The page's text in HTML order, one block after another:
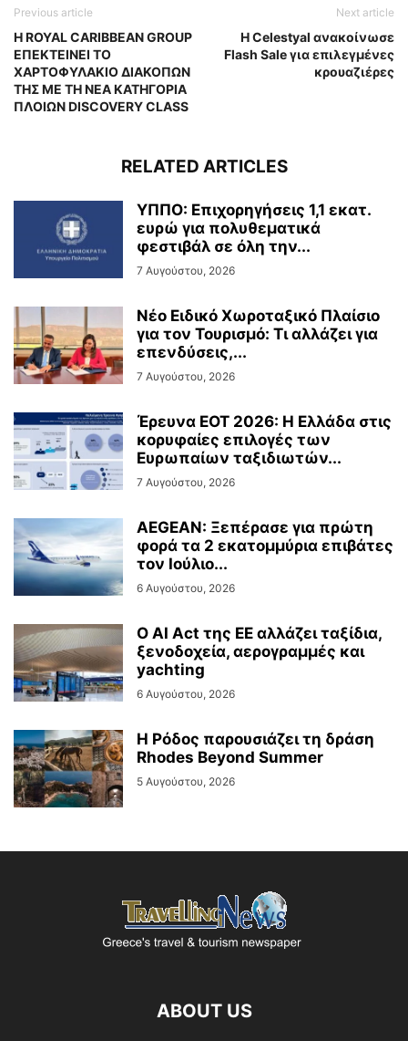
Previous article
Η ROYAL CARIBBEAN GROUP
ΕΠΕΚΤΕΙΝΕΙ ΤΟ
ΧΑΡΤΟΦΥΛΑΚΙΟ ΔΙΑΚΟΠΩΝ
ΤΗΣ ΜΕ ΤΗ ΝΕΑ ΚΑΤΗΓΟΡΙΑ
ΠΛΟΙΩΝ DISCOVERY CLASS
Next article
Η Celestyal ανακοίνωσε
Flash Sale για επιλεγμένες
κρουαζιέρες
RELATED ARTICLES
ΥΠΠΟ: Επιχορηγήσεις 1,1 εκατ.
ευρώ για πολυθεματικά
φεστιβάλ σε όλη την...
7 Αυγούστου, 2026
Νέο Ειδικό Χωροταξικό Πλαίσιο
για τον Τουρισμό: Τι αλλάζει για
επενδύσεις,...
7 Αυγούστου, 2026
Έρευνα ΕΟΤ 2026: Η Ελλάδα στις
κορυφαίες επιλογές των
Ευρωπαίων ταξιδιωτών...
7 Αυγούστου, 2026
AEGEAN: Ξεπέρασε για πρώτη
φορά τα 2 εκατομμύρια επιβάτες
τον Ιούλιο...
6 Αυγούστου, 2026
Ο AI Act της ΕΕ αλλάζει ταξίδια,
ξενοδοχεία, αερογραμμές και
yachting
6 Αυγούστου, 2026
Η Ρόδος παρουσιάζει τη δράση
Rhodes Beyond Summer
5 Αυγούστου, 2026
ABOUT US